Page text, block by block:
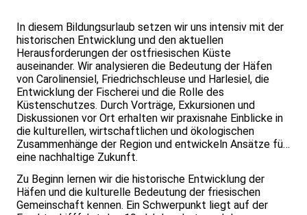
In diesem Bildungsurlaub setzen wir uns intensiv mit der
historischen Entwicklung und den aktuellen
Herausforderungen der ostfriesischen Küste
auseinander. Wir analysieren die Bedeutung der Häfen
von Carolinensiel, Friedrichschleuse und Harlesiel, die
Entwicklung der Fischerei und die Rolle des
Küstenschutzes. Durch Vorträge, Exkursionen und
Diskussionen vor Ort erhalten wir praxisnahe Einblicke in
die kulturellen, wirtschaftlichen und ökologischen
Zusammenhänge der Region und entwickeln Ansätze für
eine nachhaltige Zukunft.
Zu Beginn lernen wir die historische Entwicklung der
Häfen und die kulturelle Bedeutung der friesischen
Gemeinschaft kennen. Ein Schwerpunkt liegt auf der